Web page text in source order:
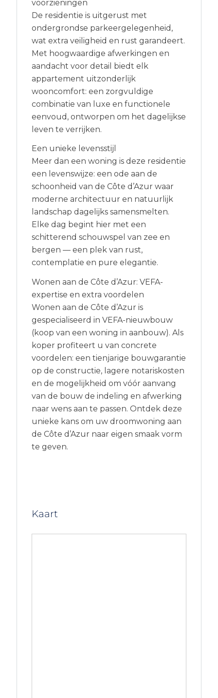
voorzieningen
De residentie is uitgerust met
ondergrondse parkeergelegenheid,
wat extra veiligheid en rust garandeert.
Met hoogwaardige afwerkingen en
aandacht voor detail biedt elk
appartement uitzonderlijk
wooncomfort: een zorgvuldige
combinatie van luxe en functionele
eenvoud, ontworpen om het dagelijkse
leven te verrijken.
Een unieke levensstijl
Meer dan een woning is deze residentie
een levenswijze: een ode aan de
schoonheid van de Côte d’Azur waar
moderne architectuur en natuurlijk
landschap dagelijks samensmelten.
Elke dag begint hier met een
schitterend schouwspel van zee en
bergen — een plek van rust,
contemplatie en pure elegantie.
Wonen aan de Côte d’Azur: VEFA-
expertise en extra voordelen
Wonen aan de Côte d’Azur is
gespecialiseerd in VEFA-nieuwbouw
(koop van een woning in aanbouw). Als
koper profiteert u van concrete
voordelen: een tienjarige bouwgarantie
op de constructie, lagere notariskosten
en de mogelijkheid om vóór aanvang
van de bouw de indeling en afwerking
naar wens aan te passen. Ontdek deze
unieke kans om uw droomwoning aan
de Côte d’Azur naar eigen smaak vorm
te geven.
Kaart